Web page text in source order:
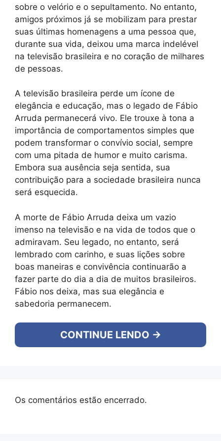
sobre o velório e o sepultamento. No entanto,
amigos próximos já se mobilizam para prestar
suas últimas homenagens a uma pessoa que,
durante sua vida, deixou uma marca indelével
na televisão brasileira e no coração de milhares
de pessoas.
A televisão brasileira perde um ícone de
elegância e educação, mas o legado de Fábio
Arruda permanecerá vivo. Ele trouxe à tona a
importância de comportamentos simples que
podem transformar o convívio social, sempre
com uma pitada de humor e muito carisma.
Embora sua ausência seja sentida, sua
contribuição para a sociedade brasileira nunca
será esquecida.
A morte de Fábio Arruda deixa um vazio
imenso na televisão e na vida de todos que o
admiravam. Seu legado, no entanto, será
lembrado com carinho, e suas lições sobre
boas maneiras e convivência continuarão a
fazer parte do dia a dia de muitos brasileiros.
Fábio nos deixa, mas sua elegância e
sabedoria permanecem.
CONTINUE LENDO →
Os comentários estão encerrado.